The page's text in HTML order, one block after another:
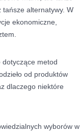
alternatywy. W
ekonomiczne,
dotyczące metod
od produktów
dlaczego niektóre
wyborów w